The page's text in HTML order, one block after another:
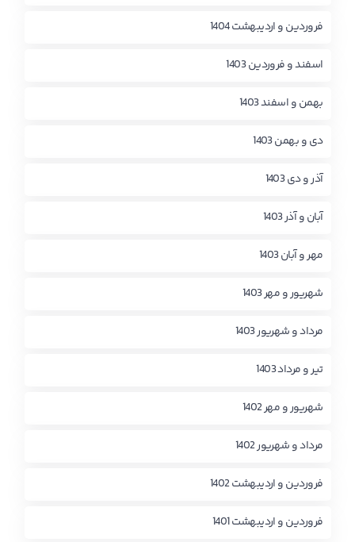
فروردین و اردیبهشت 1404
اسفند و فروردین 1403
بهمن و اسفند 1403
دی و بهمن 1403
آذر و دی 1403
آبان و آذر 1403
مهر و آبان 1403
شهریور و مهر 1403
مرداد و شهریور 1403
تیر و مرداد 1403
شهریور و مهر 1402
مرداد و شهریور 1402
فروردین و اردیبهشت 1402
فروردین و اردیبهشت 1401